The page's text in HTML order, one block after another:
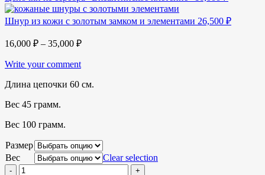
Шнур из кожи с золотым замком и элементами 26,500 ₽
16,000 ₽ – 35,000 ₽
Write your comment
Длина цепочки 60 см.
Вес 45 грамм.
Вес 100 грамм.
Размер
Вес
Clear selection